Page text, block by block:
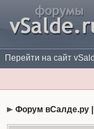
Перейти на сайт
Форум вСалде.ру